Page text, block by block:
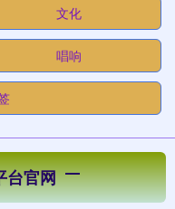
文化
唱响
台官网